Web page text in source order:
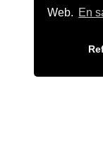
Web. En